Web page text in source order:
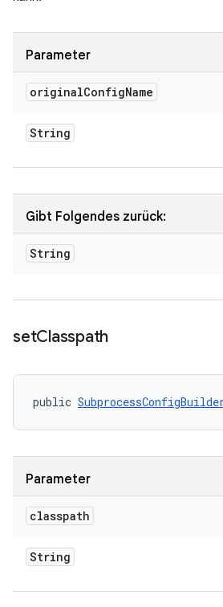
Parameter
originalConfigName
String
Gibt Folgendes zurück:
String
setClasspath
public
Parameter
classpath
String